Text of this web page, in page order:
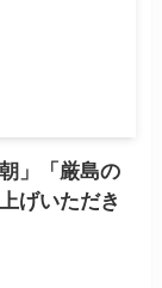
」「厳島の
げいただき